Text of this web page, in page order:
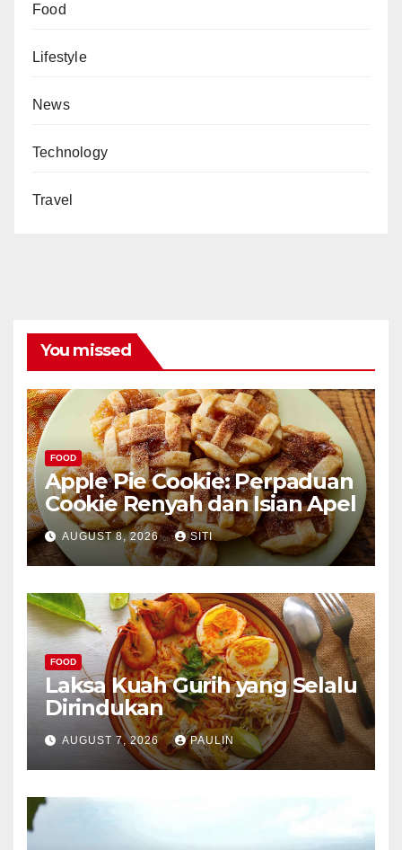
Food
Lifestyle
News
Technology
Travel
You missed
FOOD
Apple Pie Cookie: Perpaduan
Cookie Renyah dan Isian Apel
AUGUST 8, 2026 SITI
FOOD
Laksa Kuah Gurih yang Selalu
Dirindukan
AUGUST 7, 2026 PAULIN